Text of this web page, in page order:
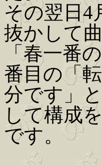
その翌日4
抜かして
「春一
番目の「
分です」
して構成
です。